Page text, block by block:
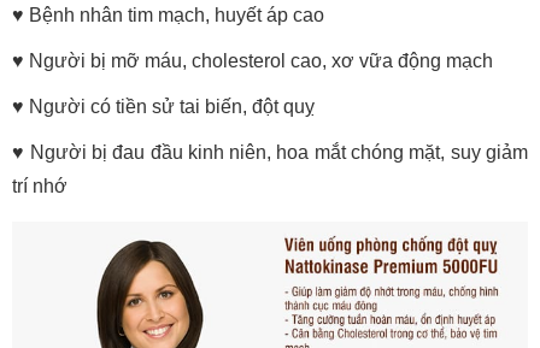
♥ Bệnh nhân tim mạch, huyết áp cao
♥ Người bị mỡ máu, cholesterol cao, xơ vữa động mạch
♥ Người có tiền sử tai biến, đột quỵ
♥ Người bị đau đầu kinh niên, hoa mắt chóng mặt, suy giảm
trí nhớ